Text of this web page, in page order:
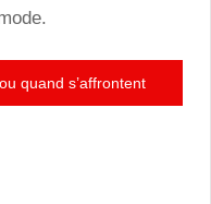
quand s’affrontent